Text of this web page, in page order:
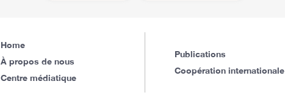
Home
À propos de nous
Centre médiatique
Publications
Coopération internationale